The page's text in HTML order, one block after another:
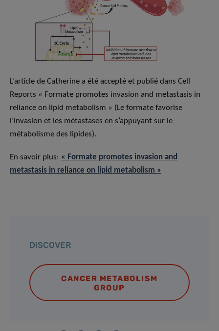
L’article de Catherine a été accepté et publié dans Cell
Reports « Formate promotes invasion and metastasis in
reliance on lipid metabolism » (Le formate favorise
l’invasion et les métastases en s’appuyant sur le
métabolisme des lipides).
En savoir plus: « Formate promotes invasion and
metastasis in reliance on lipid metabolism »
DISCOVER
CANCER METABOLISM
GROUP